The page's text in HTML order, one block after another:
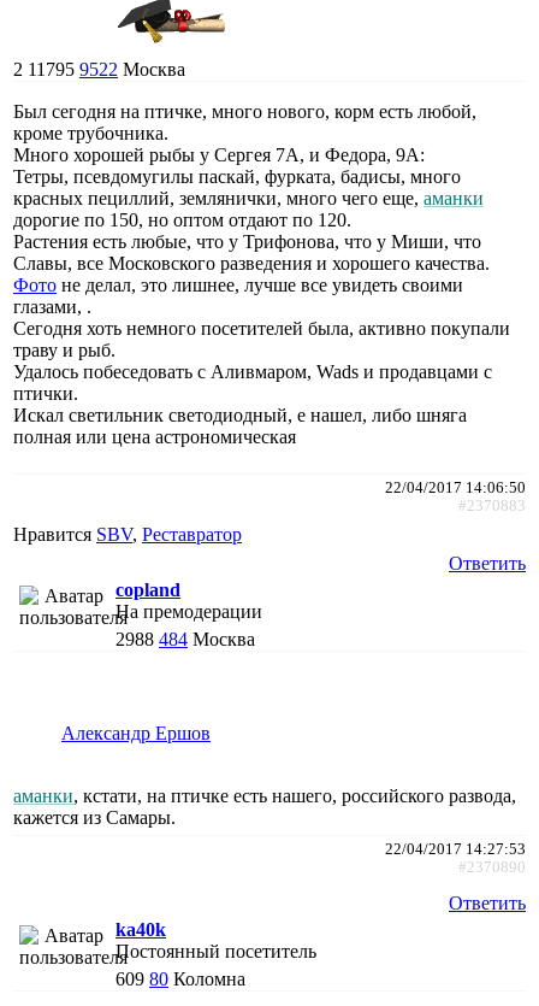
2 11795 9522 Москва
Был сегодня на птичке, много нового, корм есть любой,
кроме трубочника.
Много хорошей рыбы у Сергея 7А, и Федора, 9А:
Тетры, псевдомугилы паскай, фурката, бадисы, много
красных пециллий, землянички, много чего ещe, аманки
дорогие по 150, но оптом отдают по 120.
Растения есть любые, что у Трифонова, что у Миши, что
Славы, все Московского разведения и хорошего качества.
Фото не делал, это лишнее, лучше все увидеть своими
глазами, .
Сегодня хоть немного посетителей была, активно покупали
траву и рыб.
Удалось побеседовать с Аливмаром, Wads и продавцами с
птички.
Искал светильник светодиодный, е нашел, либо шняга
полная или цена астрономическая
22/04/2017 14:06:50
#2370883
Нравится SBV, Реставратор
Ответить
copland
На премодерации
2988 484 Москва
Александр Ершов
аманки, кстати, на птичке есть нашего, российского развода,
кажется из Самары.
22/04/2017 14:27:53
#2370890
Ответить
ka40k
Постоянный посетитель
609 80 Коломна